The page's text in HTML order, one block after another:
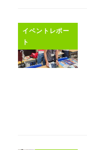
イベントレポー
ト